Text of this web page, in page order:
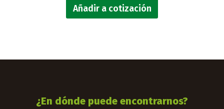
Añadir a cotización
¿En dónde puede encontrarnos?